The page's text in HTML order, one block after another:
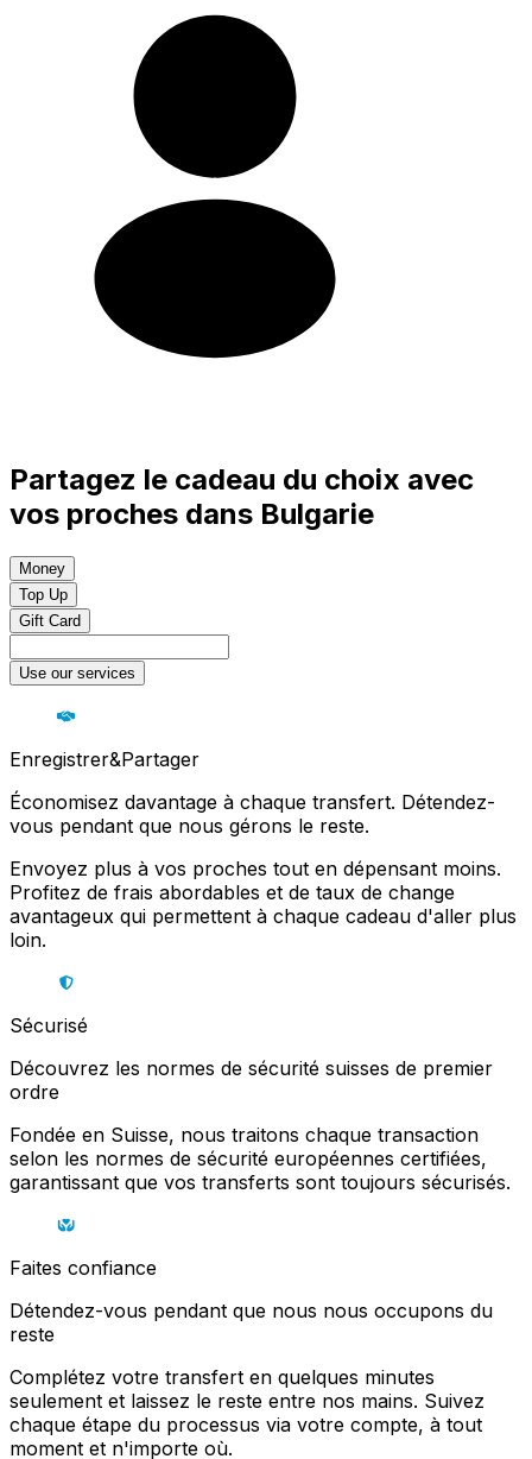
Partagez le cadeau du choix avec
vos proches dans Bulgarie
Money
Top Up
Gift Card
Use our services
Enregistrer&Partager
Économisez davantage à chaque transfert. Détendez-
vous pendant que nous gérons le reste.
Envoyez plus à vos proches tout en dépensant moins.
Profitez de frais abordables et de taux de change
avantageux qui permettent à chaque cadeau d'aller plus
loin.
Sécurisé
Découvrez les normes de sécurité suisses de premier
ordre
Fondée en Suisse, nous traitons chaque transaction
selon les normes de sécurité européennes certifiées,
garantissant que vos transferts sont toujours sécurisés.
Faites confiance
Détendez-vous pendant que nous nous occupons du
reste
Complétez votre transfert en quelques minutes
seulement et laissez le reste entre nos mains. Suivez
chaque étape du processus via votre compte, à tout
moment et n'importe où.